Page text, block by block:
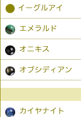
● イーグルアイ
エメラルド
オニキス
オブシディアン
カイヤナイト